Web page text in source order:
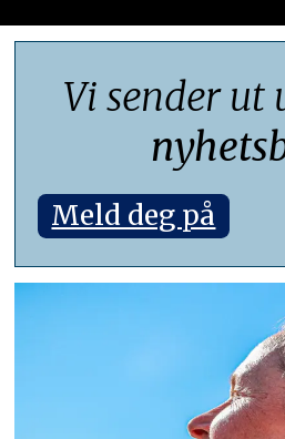
Vi sender ut
Meld deg på